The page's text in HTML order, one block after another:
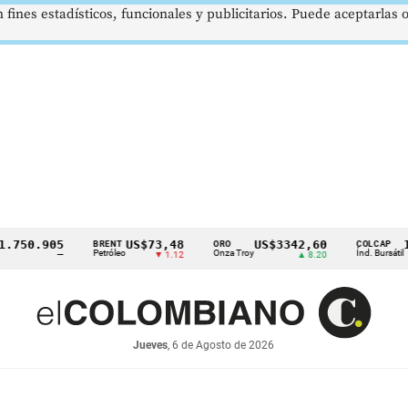
BRENT
Petróleo
US$73,48
▼ 1.12 Onza Troy
US$3342,60
▲ 8.20
COLCAP
Índ. Bursátil
Jueves, 6 de Agosto de 2026
estadísticos, funcionales y publicitarios. Puede aceptarlas